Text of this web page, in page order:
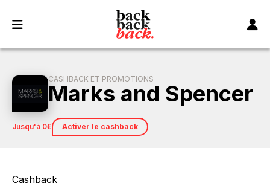
CASHBACK ET PROMOTIONS
Marks and Spencer
jusqu'à 0€ Activer le cashback
Cashback